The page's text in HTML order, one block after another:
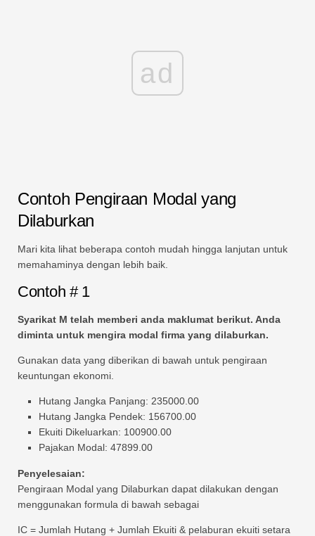
ad
Contoh Pengiraan Modal yang
Dilaburkan
Mari kita lihat beberapa contoh mudah hingga lanjutan untuk
memahaminya dengan lebih baik.
Contoh # 1
Syarikat M telah memberi anda maklumat berikut. Anda
diminta untuk mengira modal firma yang dilaburkan.
Gunakan data yang diberikan di bawah untuk pengiraan
keuntungan ekonomi.
Hutang Jangka Panjang: 235000.00
Hutang Jangka Pendek: 156700.00
Ekuiti Dikeluarkan: 100900.00
Pajakan Modal: 47899.00
Penyelesaian:
Pengiraan Modal yang Dilaburkan dapat dilakukan dengan
menggunakan formula di bawah sebagai
IC = Jumlah Hutang + Jumlah Ekuiti & pelaburan ekuiti setara